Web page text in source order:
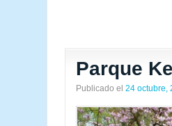
Parque
Publicado el 24 octubre,